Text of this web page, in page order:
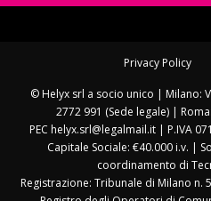
Privacy Policy
© Helyx srl a socio unico | Milano:
2772 991 (Sede legale) |
PEC helyx.srl@legalmail.it | P.IVA
Capitale Sociale: €40.000 i.v. |
coordinamento di
Registrazione: Tribunale di Milano n.